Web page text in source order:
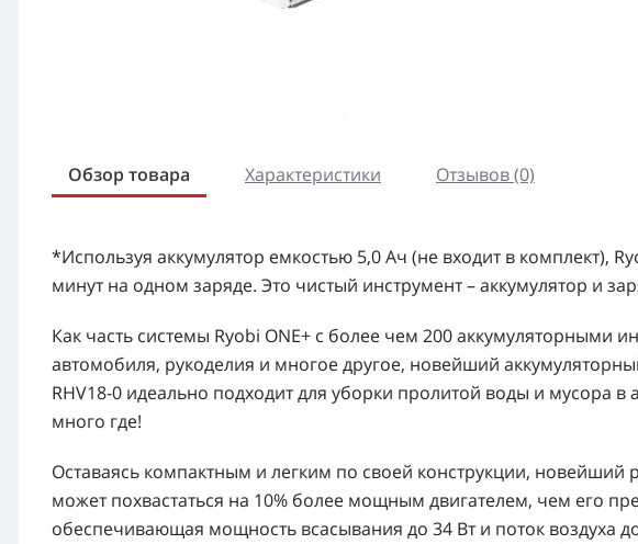
Обзор товара Характеристики Отзывов (0)
*Используя аккумулятор емкостью 5,0 Ач (не входит в комплект),
минут на одном заряде. Это чистый инструмент – аккумулятор и
Как часть системы Ryobi ONE+ с более чем 200 аккумуляторными
автомобиля, рукоделия и многое другое, новейший
RHV18-0 идеально подходит для уборки пролитой воды и мусора
много где!
Оставаясь компактным и легким по своей конструкции, новейший
может похвастаться на 10% более мощным двигателем, чем его
обеспечивающая мощность всасывания до 34 Вт и поток воздуха